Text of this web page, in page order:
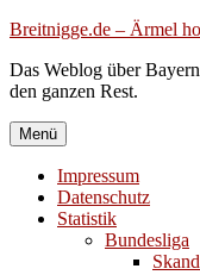
Zum
springen
Breitnigge.de – Ärmel
Das Weblog über
den ganzen Rest.
Menü
Impressum
Datenschutz
Statistik
Bundesliga